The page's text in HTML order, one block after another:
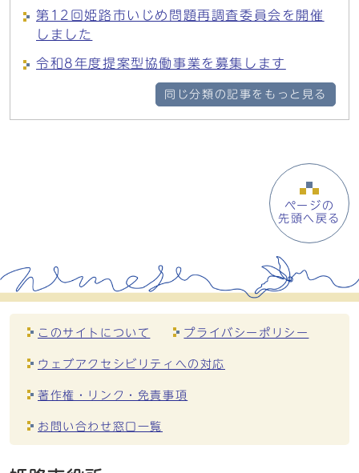
第12回姫路市いじめ問題再調査委員会を開催
しました
令和8年度提案型協働事業を募集します
同じ分類の記事をもっと見る
ページの
先頭へ戻る
このサイトについて プライバシーポリシー
ウェブアクセシビリティへの対応
著作権・リンク・免責事項
お問い合わせ窓口一覧